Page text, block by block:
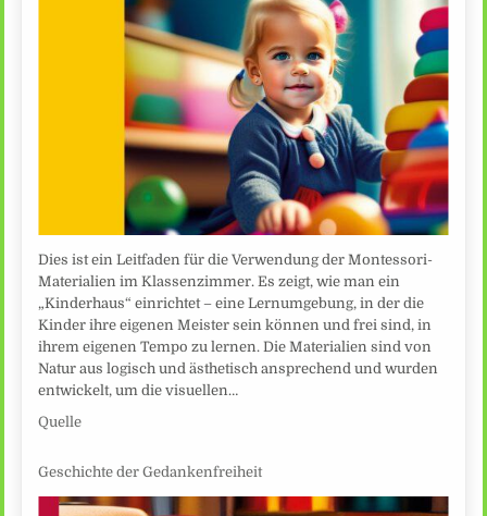
Dies ist ein Leitfaden für die Verwendung der Montessori-
Materialien im Klassenzimmer. Es zeigt, wie man ein
„Kinderhaus“ einrichtet – eine Lernumgebung, in der die
Kinder ihre eigenen Meister sein können und frei sind, in
ihrem eigenen Tempo zu lernen. Die Materialien sind von
Natur aus logisch und ästhetisch ansprechend und wurden
entwickelt, um die visuellen…
Quelle
Geschichte der Gedankenfreiheit